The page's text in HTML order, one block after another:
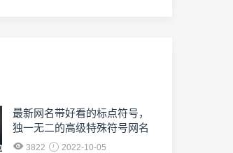
最新网名带好看的标点符号，
独一无二的高级特殊符号网名
3822 2022-10-05